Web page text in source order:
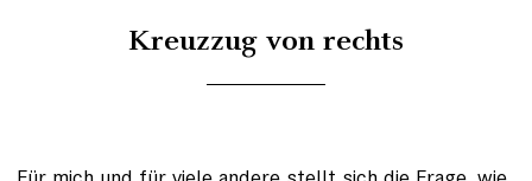
Kreuzzug von rechts